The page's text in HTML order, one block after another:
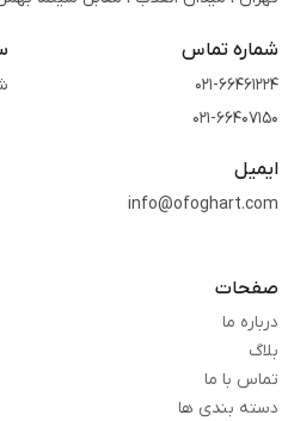
شماره تماس
021-66461224
021-66407150
ایمیل
info@ofoghart.com
صفحات
درباره ما
بلاگ
تماس با ما
دسته بندی ها